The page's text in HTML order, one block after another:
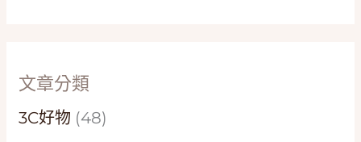
文章分類
3C好物 (48)